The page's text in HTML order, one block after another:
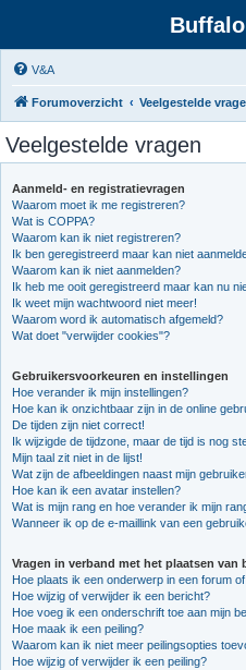
V&A
Forumoverzicht Veelgestelde
Veelgestelde vragen
Aanmeld- en registratievragen
Waarom moet ik me registreren?
Wat is COPPA?
Waarom kan ik niet registreren?
Ik ben geregistreerd maar kan niet
Waarom kan ik niet aanmelden?
Ik heb me ooit geregistreerd maar kan nu
Ik weet mijn wachtwoord niet meer!
Waarom word ik automatisch afgemeld?
Wat doet "verwijder cookies"?
Gebruikersvoorkeuren en instellingen
Hoe verander ik mijn instellingen?
Hoe kan ik onzichtbaar zijn in de online
De tijden zijn niet correct!
Ik wijzigde de tijdzone, maar de tijd is nog
Mijn taal zit niet in de lijst!
Wat zijn de afbeeldingen naast mijn
Hoe kan ik een avatar instellen?
Wat is mijn rang en hoe verander ik mijn
Wanneer ik op de e-maillink van een
Vragen in verband met het plaatsen van
Hoe plaats ik een onderwerp in een forum
Hoe wijzig of verwijder ik een bericht?
Hoe voeg ik een onderschrift toe aan mijn
Hoe maak ik een peiling?
Waarom kan ik niet meer peilingsopties
Hoe wijzig of verwijder ik een peiling?